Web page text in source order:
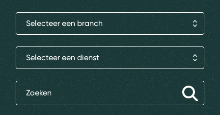
Selecteer een branch
Selecteer een dienst